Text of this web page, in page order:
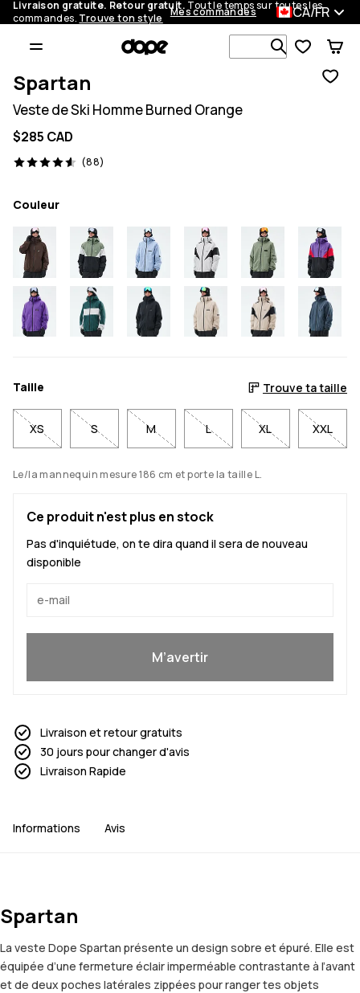
Livraison gratuite. Retour gratuit. Tout le temps sur toutes les
commandes. Trouve ton style Mes commandes CA/FR
Recherche
Spartan
Veste de Ski Homme Burned Orange
$285 CAD
(88)
88 avis, 4.6/5
Couleur
Taille Trouve ta taille
XS S M L XL XXL
Le/la mannequin mesure 186 cm et porte la taille L.
Ce produit n'est plus en stock
Pas d'inquiétude, on te dira quand il sera de nouveau
disponible
M’avertir
Livraison et retour gratuits
30 jours pour changer d'avis
Livraison Rapide
Informations Avis
Spartan
La veste Dope Spartan présente un design sobre et épuré. Elle est
équipée d’une fermeture éclair imperméable contrastante à l’avant
et de deux poches latérales zippées pour ranger tes objets